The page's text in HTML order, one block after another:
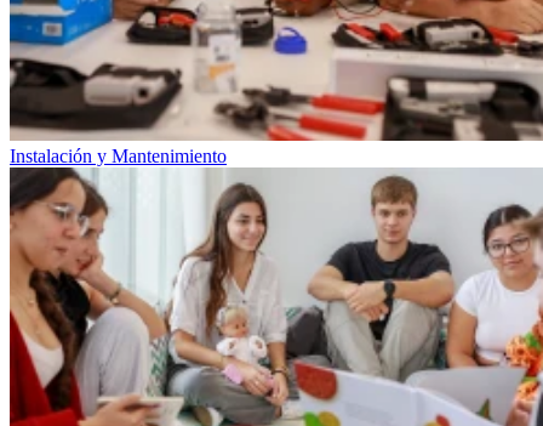
Instalación y Mantenimiento